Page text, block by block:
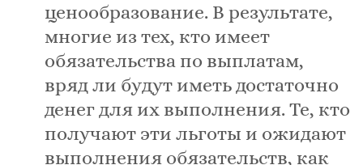
ценообразование. В результате,
многие из тех, кто имеет
обязательства по выплатам,
вряд ли будут иметь достаточно
денег для их выполнения. Те, кто
получают эти льготы и ожидают
выполнения обязательств, как